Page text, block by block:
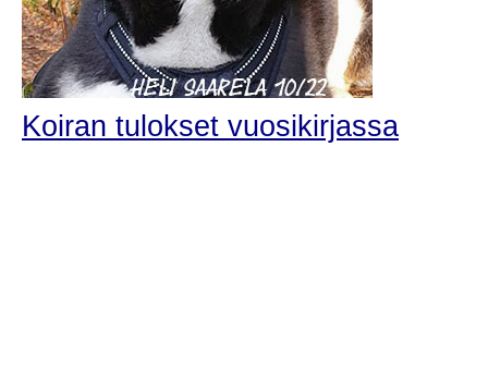
Koiran tulokset vuosikirjassa